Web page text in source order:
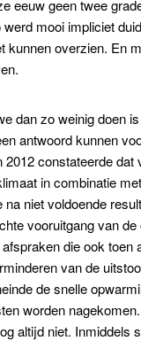
eeuw geen twee
mooi impliciet
kunnen overzien. En
dan zo weinig doen
antwoord kunnen
2012 constateerde dat
in combinatie
na niet voldoende
vooruitgang van
die ook toen
van de
de snelle
worden
altijd niet. Inmiddels